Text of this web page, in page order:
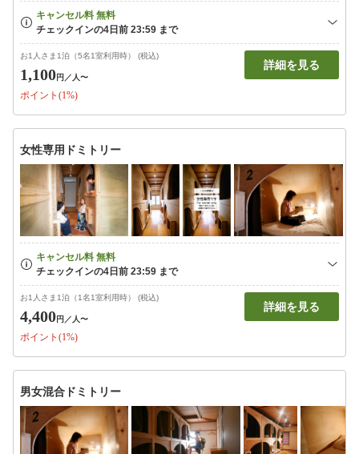
お1人さま1泊（5名1室利用時） (税込)
1,100円 ／人〜
ポイント(1%)
詳細を見る
女性専用ドミトリー
お1人さま1泊（1名1室利用時） (税込)
4,400円 ／人〜
ポイント(1%)
詳細を見る
男女混合ドミトリー